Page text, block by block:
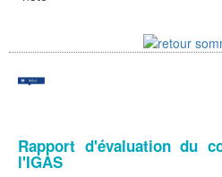
Rapport d'évaluation du
l'IGAS